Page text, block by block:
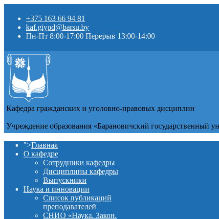
+375 163 66 94 81
kaf.giypd@barsu.by
Пн-Пт 8:00-17:00 Перерыв 13:00-14:00
Кафедра гражданских и уголовно-правовых дисциплин
Учреждение образования «Барановичский государственный
">Главная
О кафедре
Сотрудники кафедры
Дисциплины кафедры
Выпускники
Наука и инновации
Список публикаций
преподавателей
СНИО «Наука. Закон.